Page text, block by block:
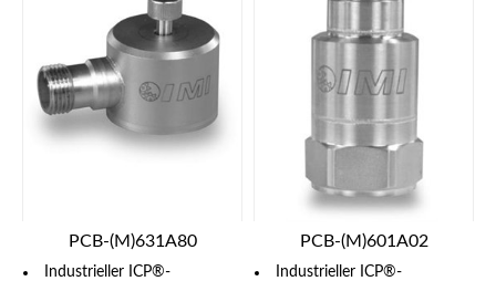
PCB-(M)631A80
Industrieller ICP®-
PCB-(M)601A02
Industrieller ICP®-